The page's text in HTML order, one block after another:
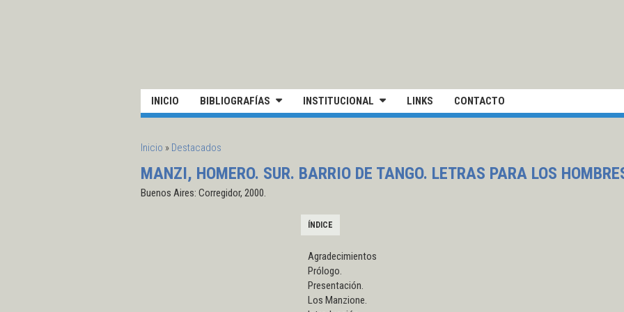
INICIO BIBLIOGRAFÍAS INSTITUCIONAL LINKS CONTACTO
SE ENCUENTRA USTED AQUÍ
Inicio » Destacados
MANZI, HOMERO. SUR. BARRIO DE TANGO. LETRAS PARA LOS
Buenos Aires: Corregidor, 2000.
ÍNDICE
Agradecimientos
Prólogo.
Presentación.
Los Manzione.